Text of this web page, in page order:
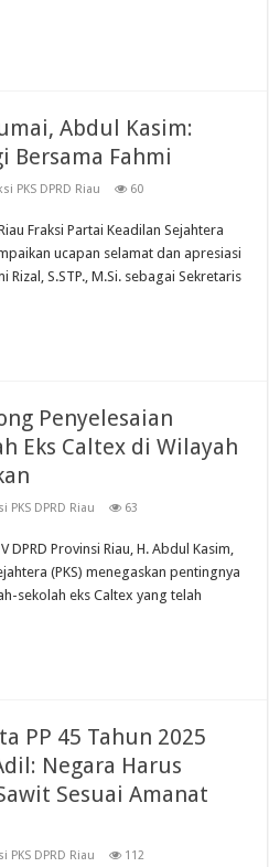
Abdul Kasim:
Bersama Fahmi
PKS DPRD Riau 60
Fraksi Partai Keadilan Sejahtera
ucapan selamat dan apresiasi
S.STP., M.Si. sebagai Sekretaris
Penyelesaian
Eks Caltex di Wilayah
PKS DPRD Riau 63
DPRD Provinsi Riau, H. Abdul Kasim,
(PKS) menegaskan pentingnya
sekolah eks Caltex yang telah
PP 45 Tahun 2025
Negara Harus
Sesuai Amanat
PKS DPRD Riau 112